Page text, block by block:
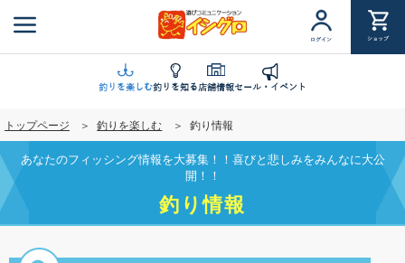
ン
に
移
動
ログイン ショップ
釣りを楽しむ釣りを知る店舗情報セール・イベント
トップページ 釣りを楽しむ 釣り情報
あなたのフィッシング情報を大募集！！喜びと悲しみをみんなに大公
開！！
釣り情報